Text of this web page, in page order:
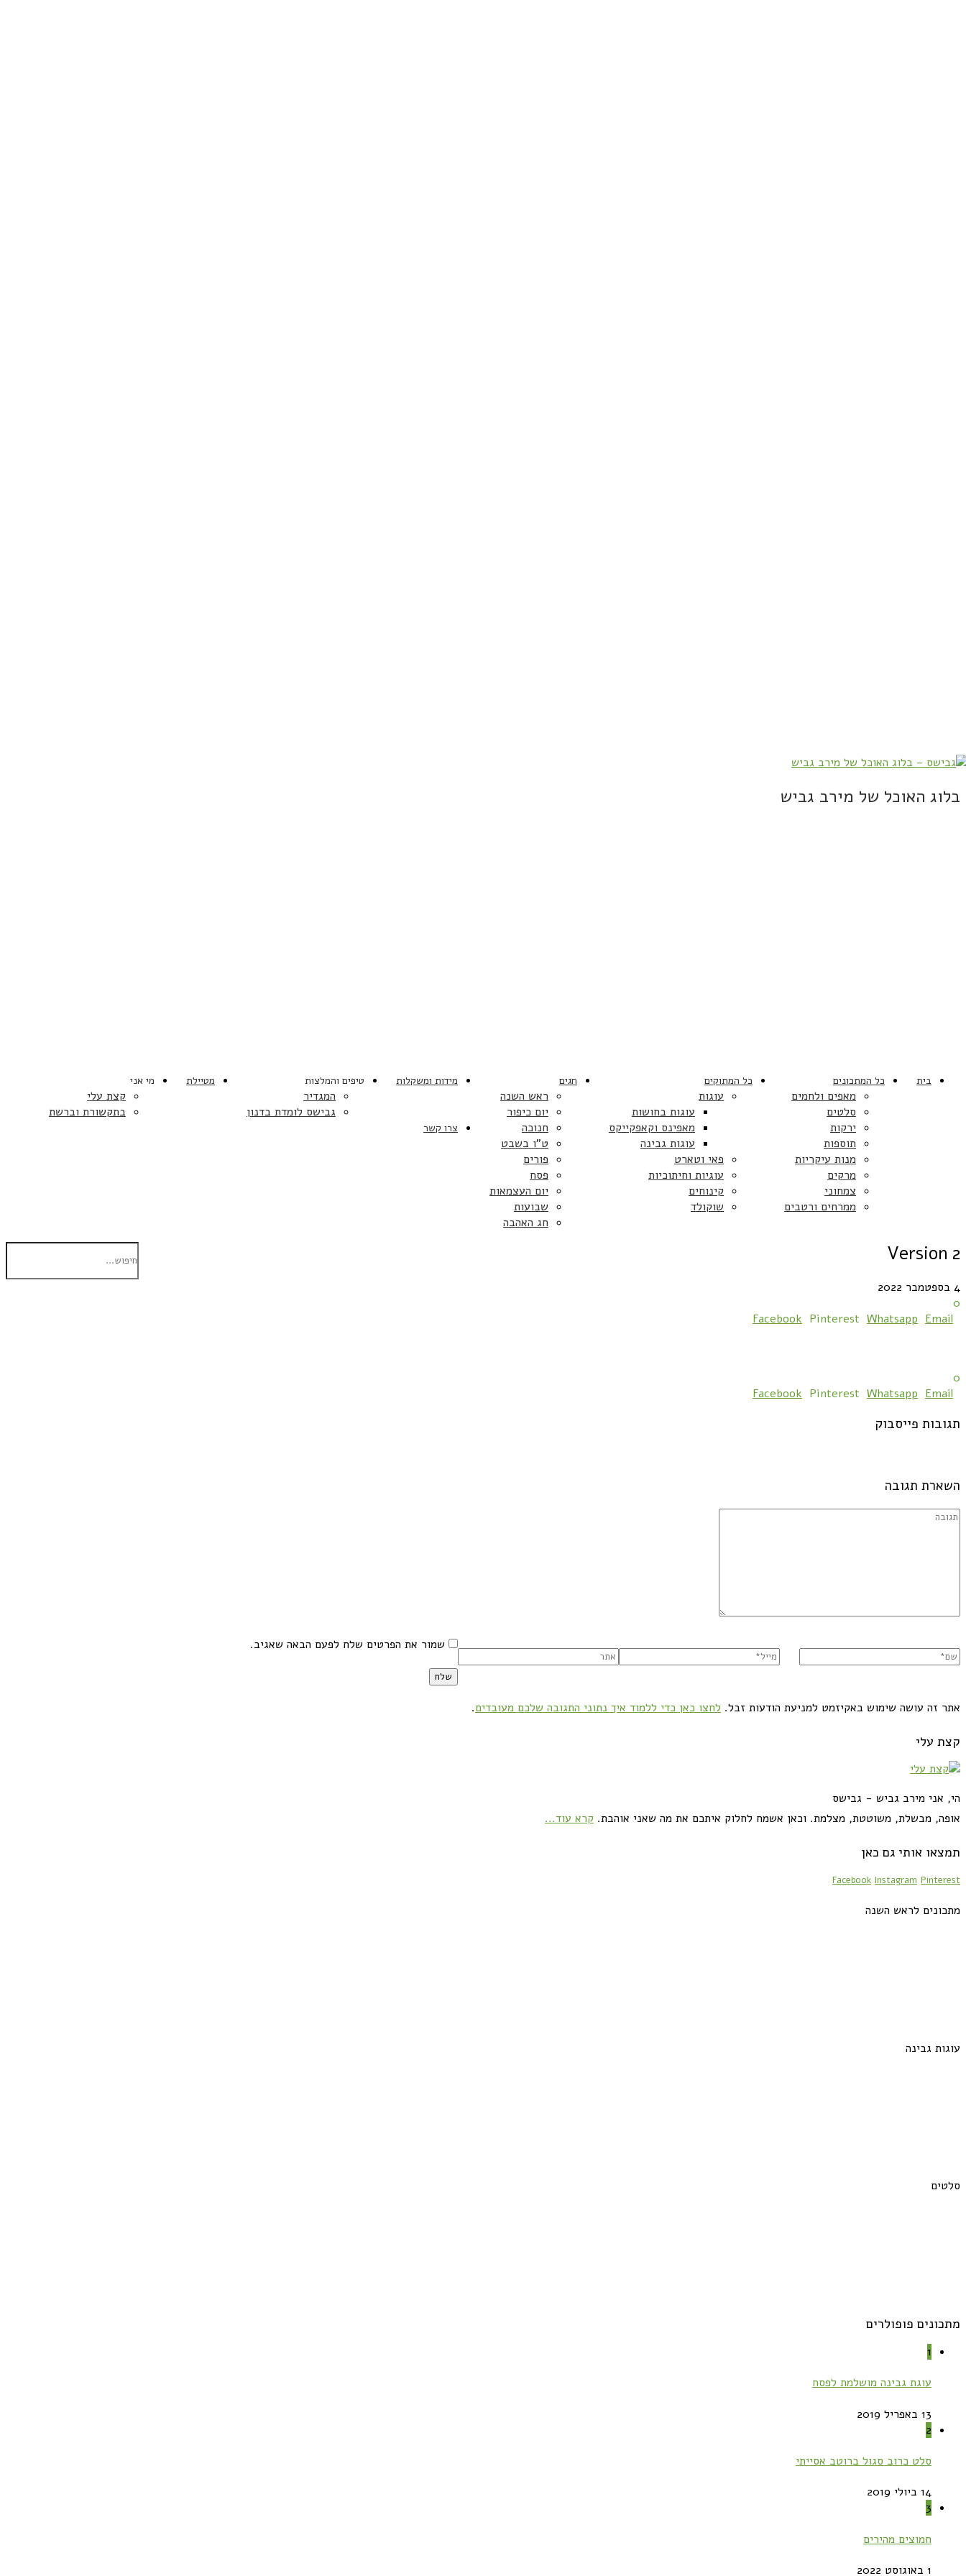
בלוג האוכל של מירב גביש
בית כל המתכונים
מאפים ולחמים
סלטים
ירקות
תוספות
מנות עיקריות
מרקים
צמחוני
ממרחים ורטבים
כל המתוקים
עוגות
עוגות בחושות
מאפינס וקאפקייקס
עוגות גבינה
פאי וטארט
עוגיות וחיתוכיות
קינוחים
שוקולד
חגים
ראש השנה
יום כיפור
חנוכה
ט”ו בשבט
פורים
פסח
יום העצמאות
שבועות
חג האהבה
מידות ומשקלות טיפים והמלצות
המגדיר
גבישס לומדת בדנון
מטיילת מי אני
קצת עלי
בתקשורת וברשת
צרו קשר
Version 2
4 בספטמבר 2022
0
Facebook Pinterest Whatsapp Email
0
Facebook Pinterest Whatsapp Email
תגובות פייסבוק
השארת תגובה
שמור את הפרטים שלח לפעם הבאה שאגיב.
אתר זה עושה שימוש באקיזמט למניעת הודעות זבל. לחצו כאן כדי ללמוד איך נתוני התגובה שלכם מעובדים.
קצת עלי
הי, אני מירב גביש - גבישס
אופה, מבשלת, משוטטת, מצלמת. וכאן אשמח לחלוק איתכם את מה שאני אוהבת. קרא עוד...
תמצאו אותי גם כאן
Facebook Instagram Pinterest
מתכונים לראש השנה
עוגות גבינה
סלטים
מתכונים פופולרים
1
עוגת גבינה מושלמת לפסח
13 באפריל 2019
2
סלט כרוב סגול ברוטב אסייתי
14 ביולי 2019
3
חמוצים מהירים
1 באוגוסט 2022